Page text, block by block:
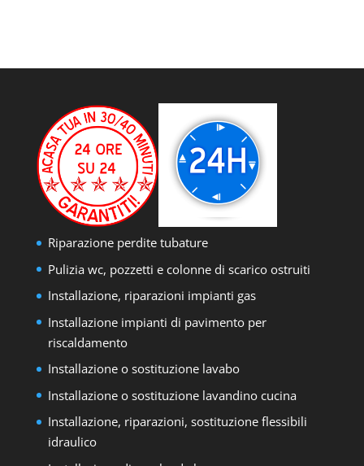
Riparazione perdite tubature
Pulizia wc, pozzetti e colonne di scarico ostruiti
Installazione, riparazioni impianti gas
Installazione impianti di pavimento per
riscaldamento
Installazione o sostituzione lavabo
Installazione o sostituzione lavandino cucina
Installazione, riparazioni, sostituzione flessibili
idraulico